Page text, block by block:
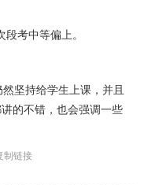
考中等偏上。
坚持给学生上课，并且
的不错，也会强调一些
制链接